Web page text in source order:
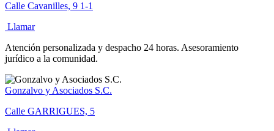
Calle Cavanilles, 9 1-1
Llamar
Atención personalizada y despacho 24 horas. Asesoramiento
jurídico a la comunidad.
Gonzalvo y Asociados S.C.
Calle GARRIGUES, 5